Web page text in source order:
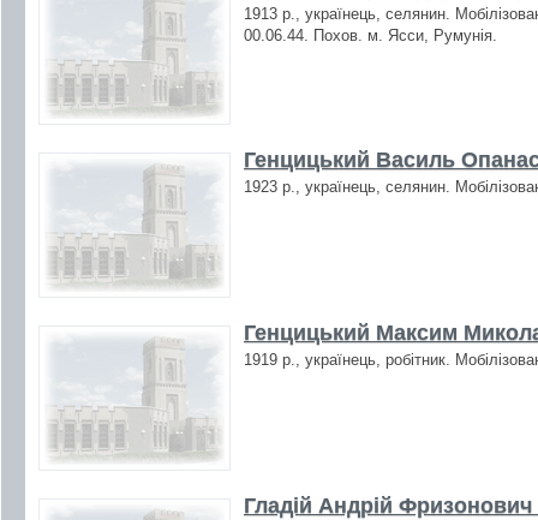
1913 р., українець, селянин.
00.06.44. Похов. м. Ясси, Румунія.
Генцицький Василь
1923 р., українець, селянин.
Генцицький Максим
1919 р., українець, робітник.
Гладій Андрій Фризонович